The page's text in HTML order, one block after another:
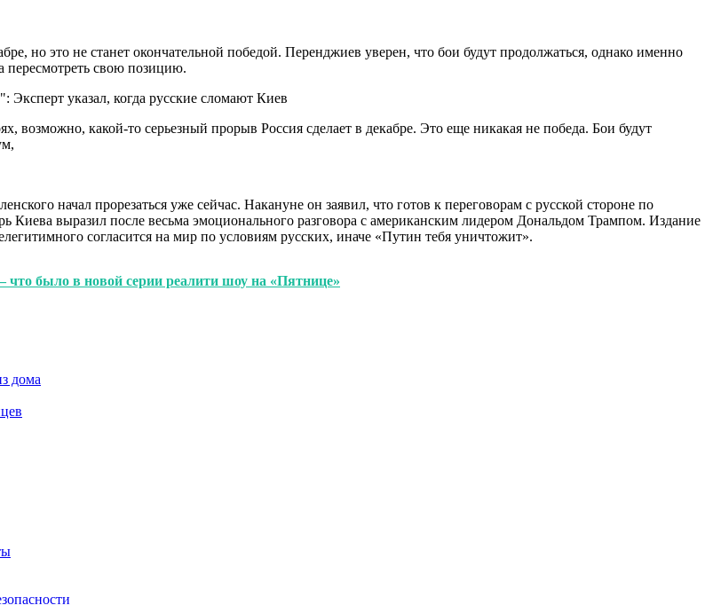
но это не станет окончательной победой. Перенджиев уверен, что бои будут продолжаться, однако именно
пересмотреть свою позицию.
какой-то серьезный прорыв Россия сделает в декабре. Это еще никакая не победа. Бои будут
начал прорезаться уже сейчас. Накануне он заявил, что готов к переговорам с русской стороне по
Киева выразил после весьма эмоционального разговора с американским лидером Дональдом Трампом. Издание
согласится на мир по условиям русских, иначе «Путин тебя уничтожит».
было в новой серии реалити шоу на «Пятнице»
дома